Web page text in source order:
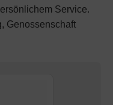
Service.
Genossenschaft